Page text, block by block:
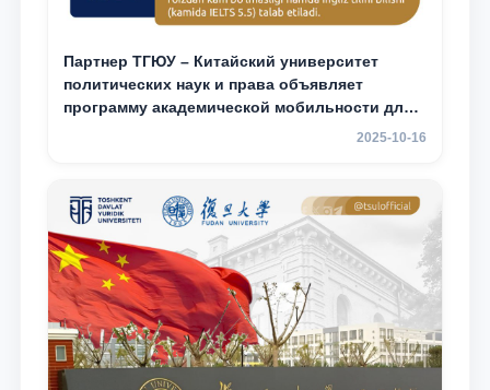
Партнер ТГЮУ – Китайский университет
политических наук и права объявляет
программу академической мобильности для
2025-10-16